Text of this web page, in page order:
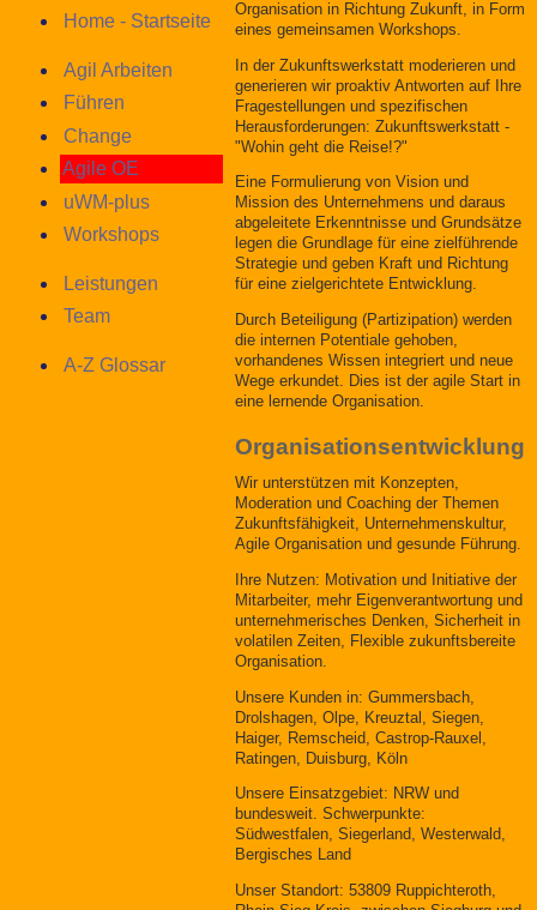
Home - Startseite
Agil Arbeiten
Führen
Change
Agile OE
uWM-plus
Workshops
Leistungen
Team
A-Z Glossar
Organisation in Richtung Zukunft, in Form
eines gemeinsamen Workshops.
In der Zukunftswerkstatt moderieren und
generieren wir proaktiv Antworten auf Ihre
Fragestellungen und spezifischen
Herausforderungen: Zukunftswerkstatt -
"Wohin geht die Reise!?"
Eine Formulierung von Vision und
Mission des Unternehmens und daraus
abgeleitete Erkenntnisse und Grundsätze
legen die Grundlage für eine zielführende
Strategie und geben Kraft und Richtung
für eine zielgerichtete Entwicklung.
Durch Beteiligung (Partizipation) werden
die internen Potentiale gehoben,
vorhandenes Wissen integriert und neue
Wege erkundet. Dies ist der agile Start in
eine lernende Organisation.
Organisationsentwicklung
Wir unterstützen mit Konzepten,
Moderation und Coaching der Themen
Zukunftsfähigkeit, Unternehmenskultur,
Agile Organisation und gesunde Führung.
Ihre Nutzen: Motivation und Initiative der
Mitarbeiter, mehr Eigenverantwortung und
unternehmerisches Denken, Sicherheit in
volatilen Zeiten, Flexible zukunftsbereite
Organisation.
Unsere Kunden in: Gummersbach,
Drolshagen, Olpe, Kreuztal, Siegen,
Haiger, Remscheid, Castrop-Rauxel,
Ratingen, Duisburg, Köln
Unsere Einsatzgebiet: NRW und
bundesweit. Schwerpunkte:
Südwestfalen, Siegerland, Westerwald,
Bergisches Land
Unser Standort: 53809 Ruppichteroth,